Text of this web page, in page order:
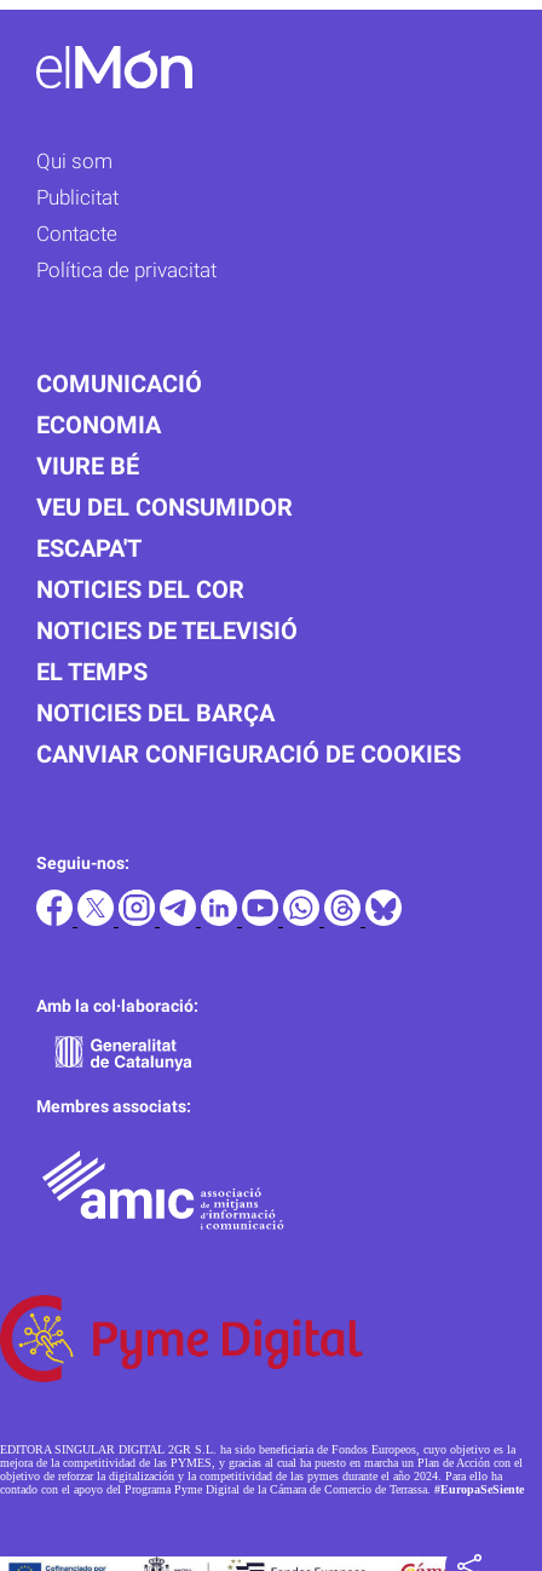
Qui som
Publicitat
Contacte
Política de privacitat
COMUNICACIÓ
ECONOMIA
VIURE BÉ
VEU DEL CONSUMIDOR
ESCAPA'T
NOTICIES DEL COR
NOTICIES DE TELEVISIÓ
EL TEMPS
NOTICIES DEL BARÇA
CANVIAR CONFIGURACIÓ DE COOKIES
Seguiu-nos:
Amb la col·laboració:
Membres associats:
EDITORA SINGULAR DIGITAL 2GR S.L. ha sido beneficiaria de Fondos Europeos, cuyo objetivo es la
mejora de la competitividad de las PYMES, y gracias al cual ha puesto en marcha un Plan de Acción con el
objetivo de reforzar la digitalización y la competitividad de las pymes durante el año 2024. Para ello ha
contado con el apoyo del Programa Pyme Digital de la Cámara de Comercio de Terrassa. #EuropaSeSiente